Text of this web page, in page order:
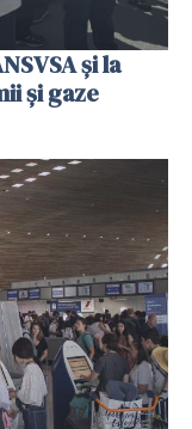
și la
și gaze